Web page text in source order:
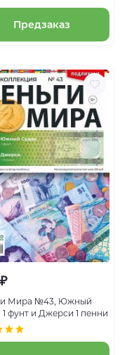
Предзаказ
Мира №43, Южный
фунт и Джерси 1 пенни